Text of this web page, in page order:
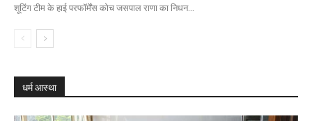
शूटिंग टीम के हाई परफॉर्मेंस कोच जसपाल राणा का निधन...
धर्म आस्‍था